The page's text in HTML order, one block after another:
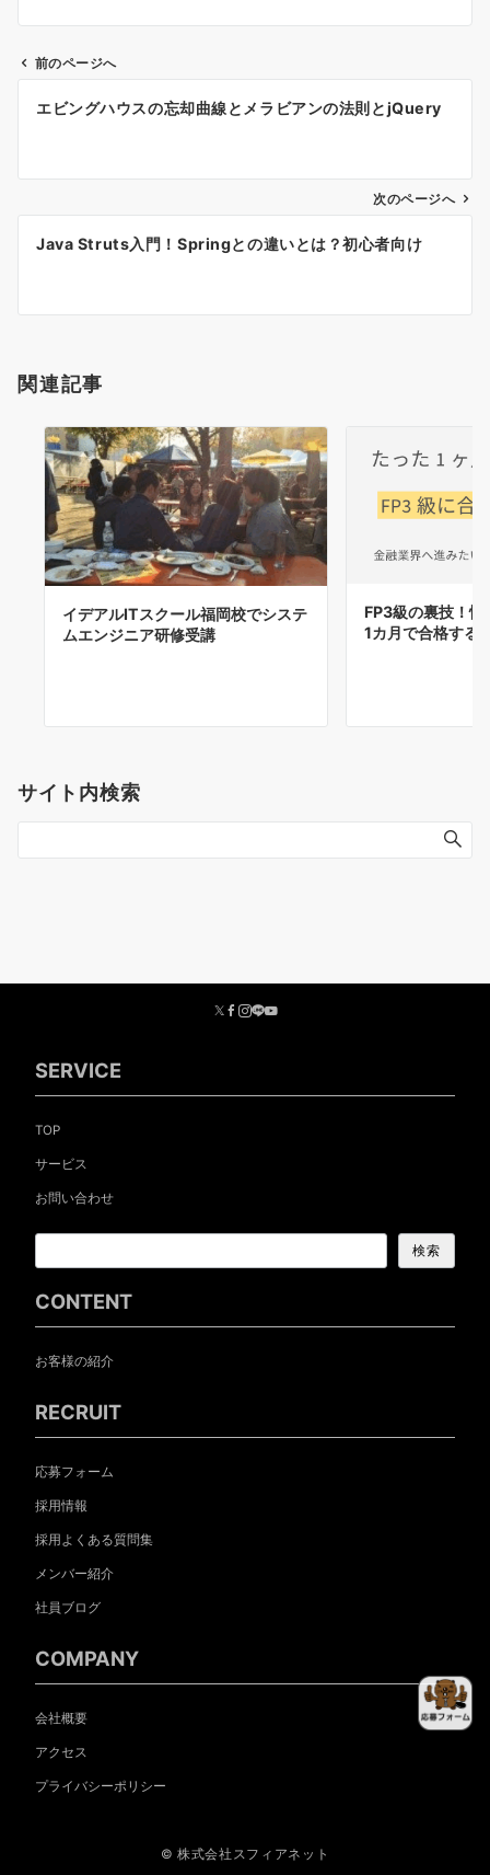
前のページへ
エビングハウスの忘却曲線とメラビアンの法則とjQuery
次のページへ
Java Struts入門！Springとの違いとは？初心者向け
関連記事
イデアルITスクール福岡校でシステ
ムエンジニア研修受講
FP3級の裏技！
1カ月で合格する
サイト内検索
SERVICE
TOP
サービス
お問い合わせ
検索
CONTENT
お客様の紹介
RECRUIT
応募フォーム
採用情報
採用よくある質問集
メンバー紹介
社員ブログ
COMPANY
会社概要
アクセス
プライバシーポリシー
© 株式会社スフィアネット